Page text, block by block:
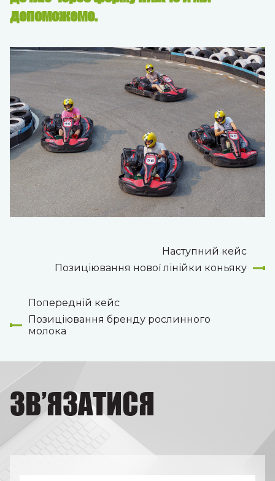
допоможемо.
Попередній кейс
Позиціювання бренду рослинного
молока
Наступний кейс
Позиціювання нової лінійки коньяку
ЗВ’ЯЗАТИСЯ